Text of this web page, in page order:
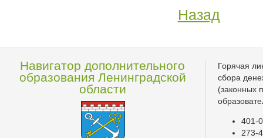
Назад
Навигатор дополнительного
образования Ленинградской
области
Горячая
сбора
(законных
401-
273-